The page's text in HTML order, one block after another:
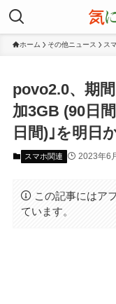
ホーム その他ニュース ス
povo2.0、期
加3GB (90日
日間)｣を明日
スマホ関連 2023年6
この記事にはア
ています。